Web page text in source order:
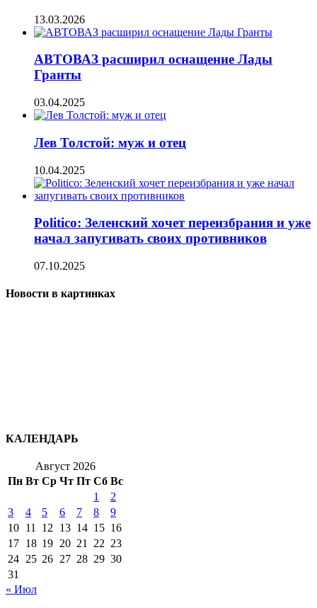
13.03.2026
АВТОВАЗ расширил оснащение Лады
Гранты
03.04.2025
Лев Толстой: муж и отец
10.04.2025
Politico: Зеленский хочет переизбрания и уже
начал запугивать своих противников
07.10.2025
Новости в картинках
КАЛЕНДАРЬ
Август 2026
Пн Вт Ср Чт Пт Сб Вс
1
2
3
4 5 6 7 8
9
10 11 12 13 14 15 16
17 18 19 20 21 22 23
24 25 26 27 28 29 30
31
« Июл